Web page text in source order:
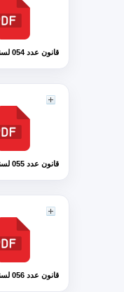
قانون عدد 054 لسنة 2001
قانون عدد 055 لسنة 2001
قانون عدد 056 لسنة 2001